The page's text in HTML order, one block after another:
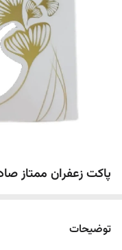
پاکت زعفران ممتاز
توضیحات